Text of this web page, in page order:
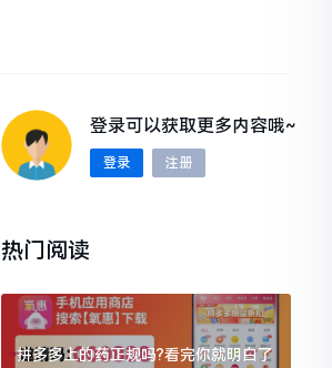
登录可以获取更多内容哦~
登录 注册
热门阅读
拼多多上的药正规吗?看完你就明白了